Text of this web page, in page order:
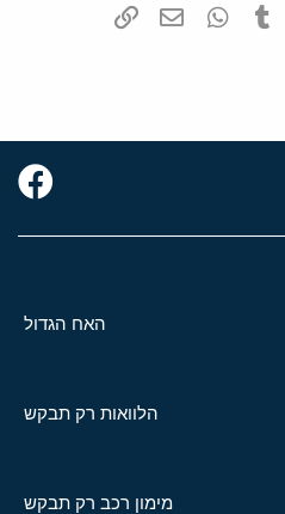
Pinterest
Tumblr
WhatsAppדואר אלקטרוני
האח הגדול
הלוואות רק תבקש
מימון רכב רק תבקש